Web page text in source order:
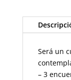
cantidad
Será un
– 3